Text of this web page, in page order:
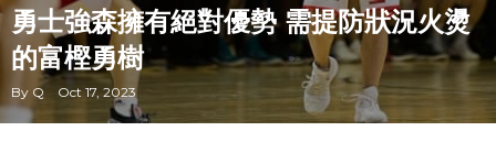
勇士強森擁有絕對優勢 需提防狀況火燙
的富樫勇樹
By Q Oct 17, 2023